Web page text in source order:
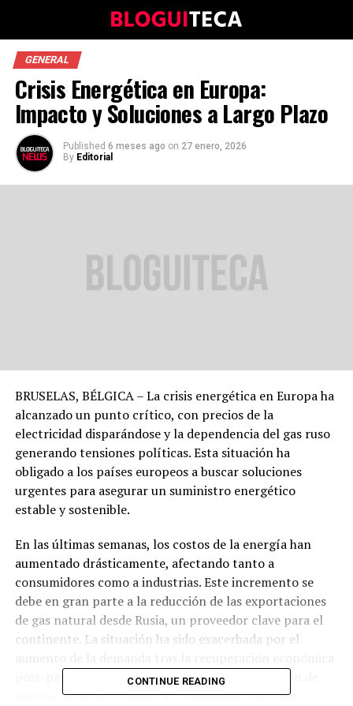
GENERAL
Crisis Energética en Europa:
Impacto y Soluciones a Largo Plazo
Published 6 meses ago on 27 enero, 2026
By Editorial
BRUSELAS, BÉLGICA – La crisis energética en Europa ha
alcanzado un punto crítico, con precios de la
electricidad disparándose y la dependencia del gas ruso
generando tensiones políticas. Esta situación ha
obligado a los países europeos a buscar soluciones
urgentes para asegurar un suministro energético
estable y sostenible.
En las últimas semanas, los costos de la energía han
aumentado drásticamente, afectando tanto a
consumidores como a industrias. Este incremento se
debe en gran parte a la reducción de las exportaciones
de gas natural desde Rusia, un proveedor clave para el
continente. La situación ha sido exacerbada por el
post-pandemia y las limitaciones en la producción de
energía renovable debido a condiciones climáticas
CONTINUE READING